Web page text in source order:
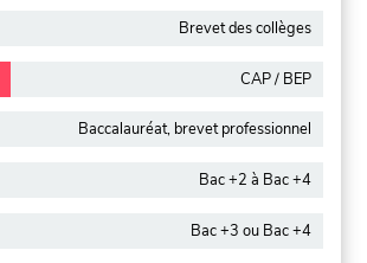
Brevet des collèges
CAP / BEP
Baccalauréat, brevet professionnel
Bac +2 à Bac +4
Bac +3 ou Bac +4